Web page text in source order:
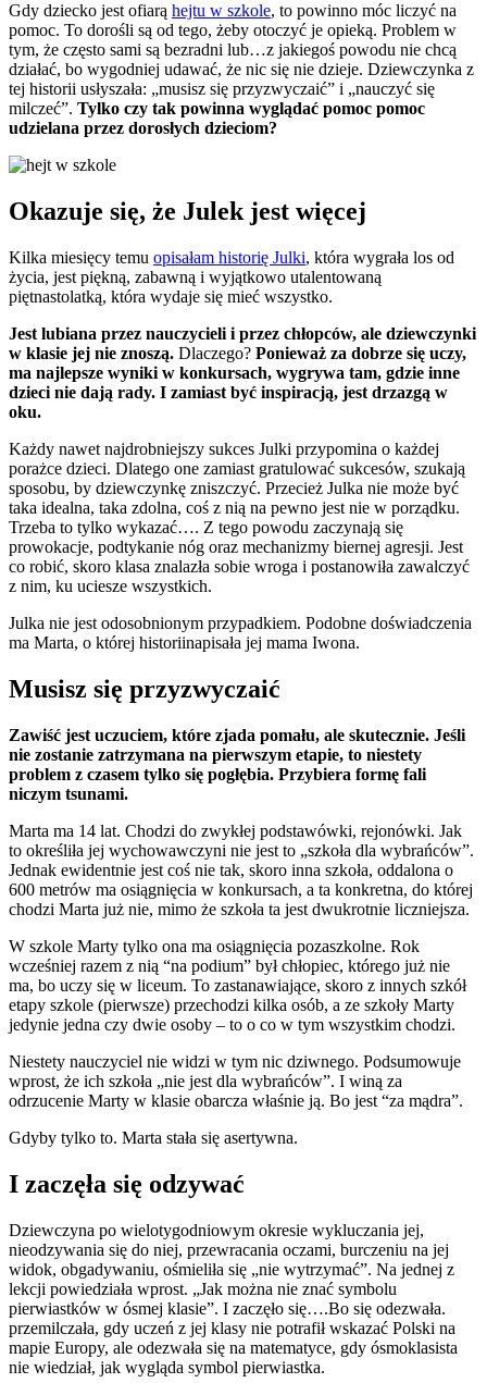
Gdy dziecko jest ofiarą hejtu w szkole, to powinno móc liczyć na
pomoc. To dorośli są od tego, żeby otoczyć je opieką. Problem w
tym, że często sami są bezradni lub…z jakiegoś powodu nie chcą
działać, bo wygodniej udawać, że nic się nie dzieje. Dziewczynka z
tej historii usłyszała: „musisz się przyzwyczaić” i „nauczyć się
milczeć”. Tylko czy tak powinna wyglądać pomoc pomoc
udzielana przez dorosłych dzieciom?
Okazuje się, że Julek jest więcej
Kilka miesięcy temu opisałam historię Julki, która wygrała los od
życia, jest piękną, zabawną i wyjątkowo utalentowaną
piętnastolatką, która wydaje się mieć wszystko.
Jest lubiana przez nauczycieli i przez chłopców, ale dziewczynki
w klasie jej nie znoszą. Dlaczego? Ponieważ za dobrze się uczy,
ma najlepsze wyniki w konkursach, wygrywa tam, gdzie inne
dzieci nie dają rady. I zamiast być inspiracją, jest drzazgą w
oku.
Każdy nawet najdrobniejszy sukces Julki przypomina o każdej
porażce dzieci. Dlatego one zamiast gratulować sukcesów, szukają
sposobu, by dziewczynkę zniszczyć. Przecież Julka nie może być
taka idealna, taka zdolna, coś z nią na pewno jest nie w porządku.
Trzeba to tylko wykazać…. Z tego powodu zaczynają się
prowokacje, podtykanie nóg oraz mechanizmy biernej agresji. Jest
co robić, skoro klasa znalazła sobie wroga i postanowiła zawalczyć
z nim, ku uciesze wszystkich.
Julka nie jest odosobnionym przypadkiem. Podobne doświadczenia
ma Marta, o której historiinapisała jej mama Iwona.
Musisz się przyzwyczaić
Zawiść jest uczuciem, które zjada pomału, ale skutecznie. Jeśli
nie zostanie zatrzymana na pierwszym etapie, to niestety
problem z czasem tylko się pogłębia. Przybiera formę fali
niczym tsunami.
Marta ma 14 lat. Chodzi do zwykłej podstawówki, rejonówki. Jak
to określiła jej wychowawczyni nie jest to „szkoła dla wybrańców”.
Jednak ewidentnie jest coś nie tak, skoro inna szkoła, oddalona o
600 metrów ma osiągnięcia w konkursach, a ta konkretna, do której
chodzi Marta już nie, mimo że szkoła ta jest dwukrotnie liczniejsza.
W szkole Marty tylko ona ma osiągnięcia pozaszkolne. Rok
wcześniej razem z nią “na podium” był chłopiec, którego już nie
ma, bo uczy się w liceum. To zastanawiające, skoro z innych szkół
etapy szkole (pierwsze) przechodzi kilka osób, a ze szkoły Marty
jedynie jedna czy dwie osoby – to o co w tym wszystkim chodzi.
Niestety nauczyciel nie widzi w tym nic dziwnego. Podsumowuje
wprost, że ich szkoła „nie jest dla wybrańców”. I winą za
odrzucenie Marty w klasie obarcza właśnie ją. Bo jest “za mądra”.
Gdyby tylko to. Marta stała się asertywna.
I zaczęła się odzywać
Dziewczyna po wielotygodniowym okresie wykluczania jej,
nieodzywania się do niej, przewracania oczami, burczeniu na jej
widok, obgadywaniu, ośmieliła się „nie wytrzymać”. Na jednej z
lekcji powiedziała wprost. „Jak można nie znać symbolu
pierwiastków w ósmej klasie”. I zaczęło się….Bo się odezwała.
przemilczała, gdy uczeń z jej klasy nie potrafił wskazać Polski na
mapie Europy, ale odezwała się na matematyce, gdy ósmoklasista
nie wiedział, jak wygląda symbol pierwiastka.